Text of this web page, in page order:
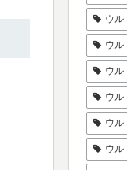
ウル
ウル
ウル
ウル
ウル
ウル